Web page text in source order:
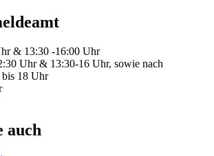
& 13:30 -16:00 Uhr
Uhr & 13:30-16 Uhr, sowie nach
bis 18 Uhr
auch